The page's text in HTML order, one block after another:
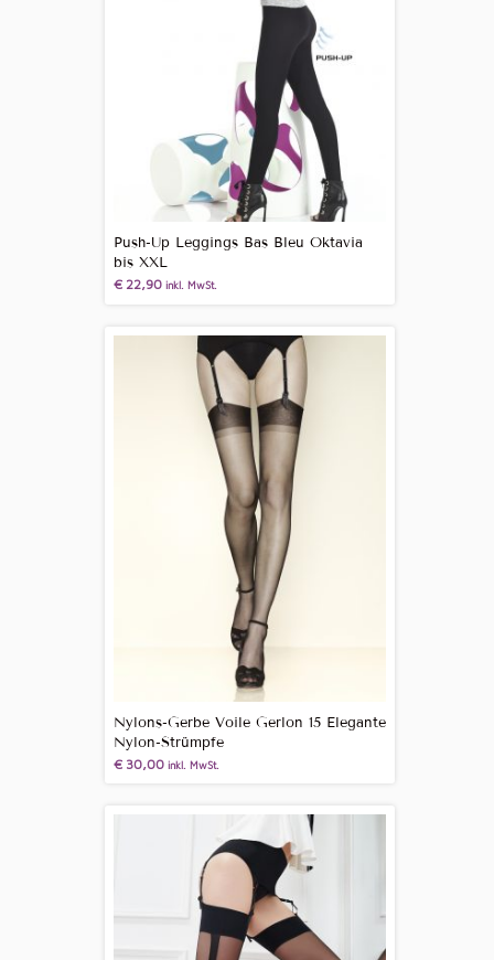
Push-Up Leggings Bas Bleu Oktavia
bis XXL
€22,90 inkl. MwSt.
Nylons-Gerbe Voile Gerlon 15 Elegante
Nylon-Strümpfe
€30,00 inkl. MwSt.